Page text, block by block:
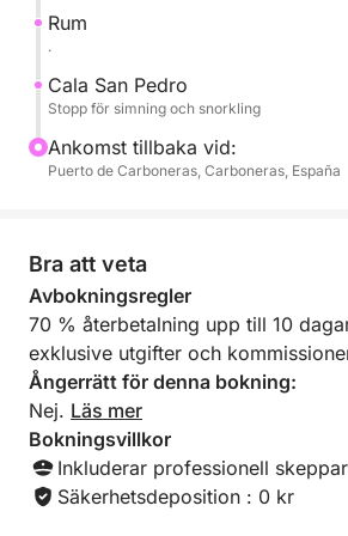
Efter att ha njutit av dessa
kusten.
Rum
.
Cala San Pedro
Stopp för simning och snorkling
Ankomst tillbaka vid:
Puerto de Carboneras, Carboneras, España
Bra att veta
Avbokningsregler
70 % återbetalning upp till 10
exklusive utgifter och
Ångerrätt för denna bokning:
Nej. Läs mer
Bokningsvillkor
Inkluderar professionell
Säkerhetsdeposition : 0 kr